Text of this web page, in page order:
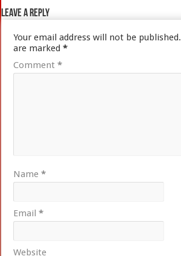
Leave a Reply
Your email address will not be published.
are marked*
Comment*
Name*
Email*
Website